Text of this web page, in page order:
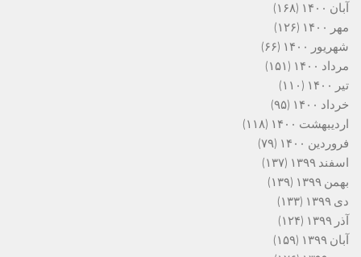
آبان ۱۴۰۰
(۱۶۸)
مهر ۱۴۰۰
(۱۲۶)
شهریور ۱۴۰۰
(۶۶)
مرداد ۱۴۰۰
(۱۵۱)
تیر ۱۴۰۰
(۱۱۰)
خرداد ۱۴۰۰
(۹۵)
اردیبهشت ۱۴۰۰
(۱۱۸)
فروردین ۱۴۰۰
(۷۹)
اسفند ۱۳۹۹
(۱۳۷)
بهمن ۱۳۹۹
(۱۳۹)
دی ۱۳۹۹
(۱۳۳)
آذر ۱۳۹۹
(۱۲۴)
آبان ۱۳۹۹
(۱۵۹)